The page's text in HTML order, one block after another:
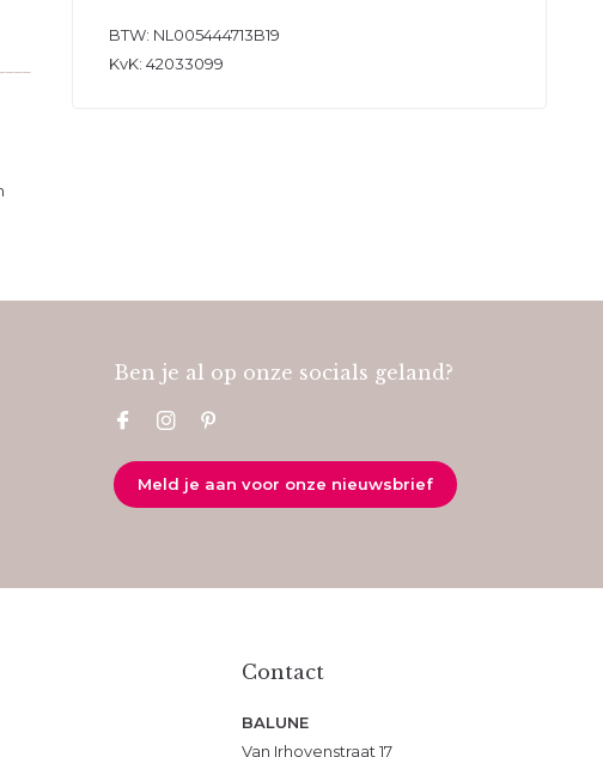
BTW: NL005444713B19
KvK: 42033099
Ben je al op onze socials geland?
Meld je aan voor onze nieuwsbrief
Contact
BALUNE
Van Irhovenstraat 17